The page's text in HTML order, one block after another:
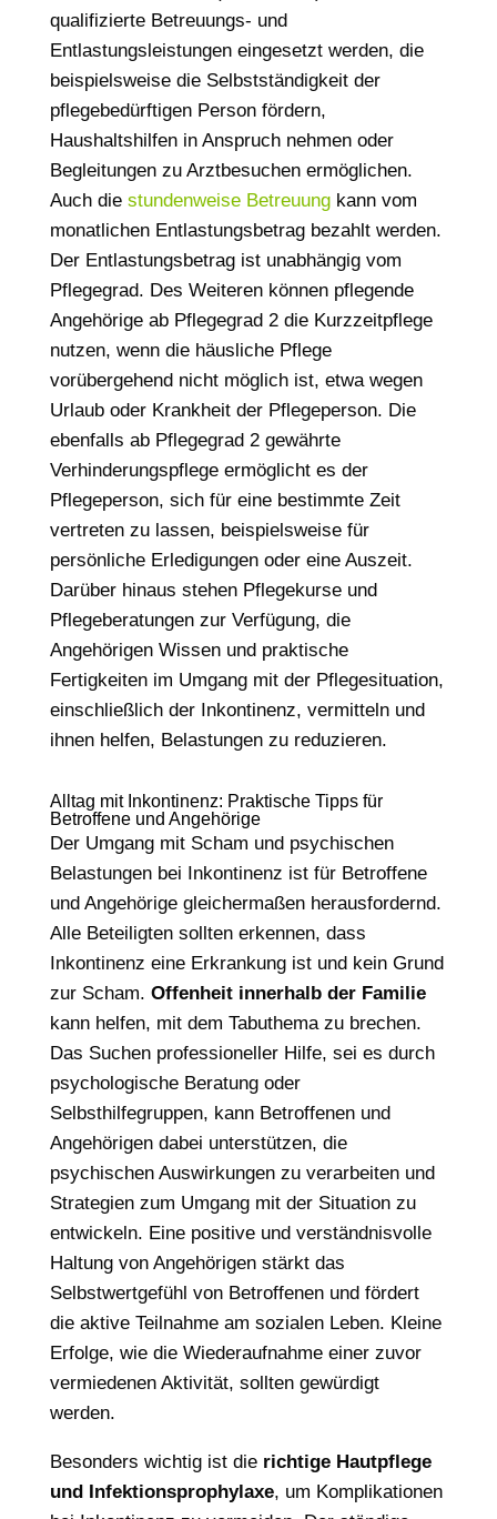
qualifizierte Betreuungs- und
Entlastungsleistungen eingesetzt werden, die
beispielsweise die Selbstständigkeit der
pflegebedürftigen Person fördern,
Haushaltshilfen in Anspruch nehmen oder
Begleitungen zu Arztbesuchen ermöglichen.
Auch die stundenweise Betreuungkann vom
monatlichen Entlastungsbetrag bezahlt werden.
Der Entlastungsbetrag ist unabhängig vom
Pflegegrad. Des Weiteren können pflegende
Angehörige ab Pflegegrad 2 die Kurzzeitpflege
nutzen, wenn die häusliche Pflege
vorübergehend nicht möglich ist, etwa wegen
Urlaub oder Krankheit der Pflegeperson. Die
ebenfalls ab Pflegegrad 2 gewährte
Verhinderungspflege ermöglicht es der
Pflegeperson, sich für eine bestimmte Zeit
vertreten zu lassen, beispielsweise für
persönliche Erledigungen oder eine Auszeit.
Darüber hinaus stehen Pflegekurse und
Pflegeberatungen zur Verfügung, die
Angehörigen Wissen und praktische
Fertigkeiten im Umgang mit der Pflegesituation,
einschließlich der Inkontinenz, vermitteln und
ihnen helfen, Belastungen zu reduzieren.
Alltag mit Inkontinenz: Praktische Tipps für
Betroffene und Angehörige
Der Umgang mit Scham und psychischen
Belastungen bei Inkontinenz ist für Betroffene
und Angehörige gleichermaßen herausfordernd.
Alle Beteiligten sollten erkennen, dass
Inkontinenz eine Erkrankung ist und kein Grund
zur Scham. Offenheit innerhalb der Familie
kann helfen, mit dem Tabuthema zu brechen.
Das Suchen professioneller Hilfe, sei es durch
psychologische Beratung oder
Selbsthilfegruppen, kann Betroffenen und
Angehörigen dabei unterstützen, die
psychischen Auswirkungen zu verarbeiten und
Strategien zum Umgang mit der Situation zu
entwickeln. Eine positive und verständnisvolle
Haltung von Angehörigen stärkt das
Selbstwertgefühl von Betroffenen und fördert
die aktive Teilnahme am sozialen Leben. Kleine
Erfolge, wie die Wiederaufnahme einer zuvor
vermiedenen Aktivität, sollten gewürdigt
werden.
Besonders wichtig ist dierichtige Hautpflege
und Infektionsprophylaxe, um Komplikationen